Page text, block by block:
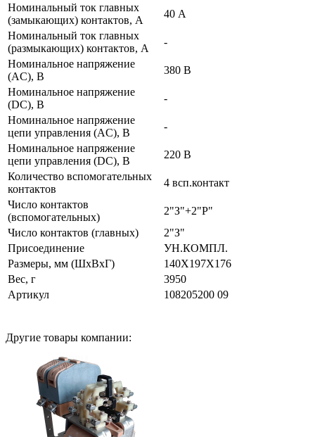
Номинальный ток главных
(замыкающих) контактов, А
40 А
Номинальный ток главных
(размыкающих) контактов, А
-
Номинальное напряжение
(AC), В
380 В
Номинальное напряжение
(DC), В
-
Номинальное напряжение
цепи управления (AC), В
-
Номинальное напряжение
цепи управления (DC), В
220 В
Количество вспомогательных
контактов
4 всп.контакт
Число контактов
(вспомогательных)
2"З"+2"Р"
Число контактов (главных)
2"З"
Присоединение
УН.КОМПЛ.
Размеры, мм (ШхВхГ)
140Х197Х176
Вес, г
3950
Артикул
108205200 09
Другие товары компании: